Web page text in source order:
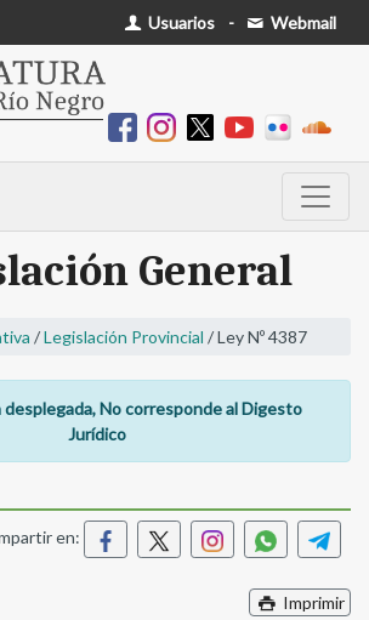
Usuarios - Webmail
General
/Legislación Provincial / Ley Nº 4387
desplegada, No corresponde al Digesto
Jurídico
en:
Imprimir